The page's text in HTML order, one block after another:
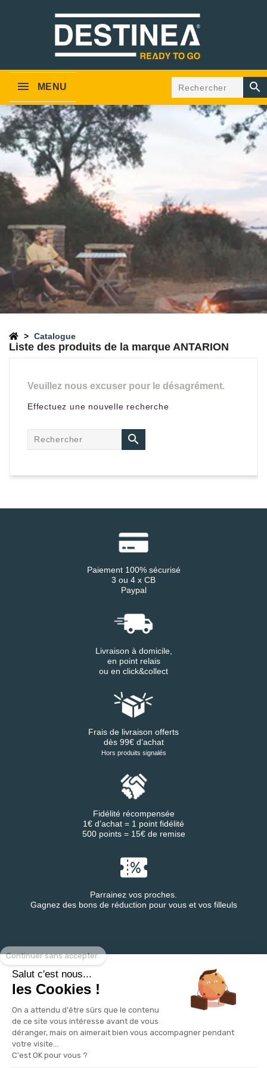
Salut c'est nous...
les Cookies !
On a attendu d'être sûrs que le contenu
de ce site vous intéresse avant de vous
déranger, mais on aimerait bien vous accompagner pendant
votre visite...
C'est OK pour vous ?
MENU 
Catalogue
Liste des produits de la marque ANTARION
Veuillez nous excuser pour le désagrément.
Effectuez une nouvelle recherche

Paiement 100% sécurisé
3 ou 4 x CB
Paypal
Livraison à domicile,
en point relais
ou en click&collect
Frais de livraison offerts
dès 99€ d’achat
Hors produits signalés
Fidélité récompensée
1€ d’achat = 1 point fidélité
500 points = 15€ de remise
Parrainez vos proches.
Gagnez des bons de réduction pour vous et vos filleuls
Retrouvez DESTINEA® sur